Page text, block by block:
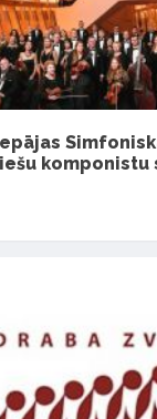
komponistu